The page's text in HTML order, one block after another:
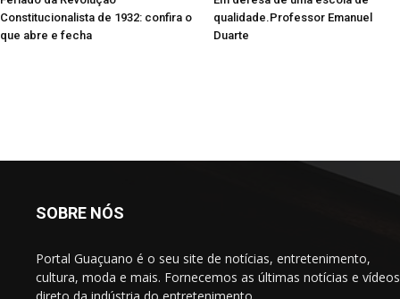
Constitucionalista de 1932: confira o
que abre e fecha
qualidade.Professor Emanuel
Duarte
SOBRE NÓS
Portal Guaçuano é o seu site de notícias, entretenimento,
cultura, moda e mais. Fornecemos as últimas notícias e vídeos